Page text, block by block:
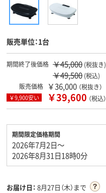
販売単位：1台
期間終了後価格 ￥45,000 (税抜き)
￥49,500 (税込)
販売価格
￥36,000 （税抜き）
￥9,900安い ￥39,600 （税込）
期間限定価格期間
2026年7月2日～
2026年8月31日18時0分
お届け日： 8月27日（木）まで